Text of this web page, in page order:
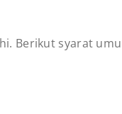
Berikut syarat